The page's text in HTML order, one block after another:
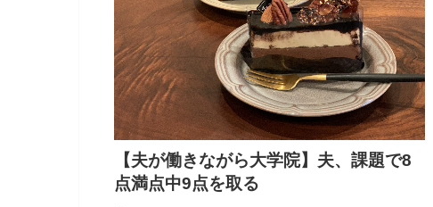
【夫が働きながら大学院】夫、課題で8
点満点中9点を取る